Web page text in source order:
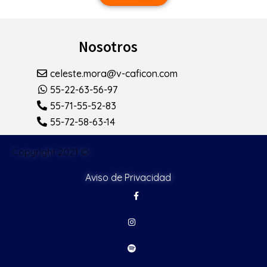
Nosotros
celeste.mora@v-caficon.com
55-22-63-56-97
55-71-55-52-83
55-72-58-63-14
Copyright 2021 ©
Aviso de Privacidad